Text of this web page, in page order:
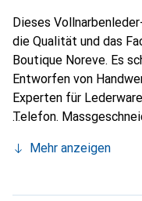
Dieses
die Qualität und das
Boutique Noreve. Es
Entworfen von
Experten für
Telefon.
unverzichtbaren
die Marke Noreve eine
Mehr anzeigen